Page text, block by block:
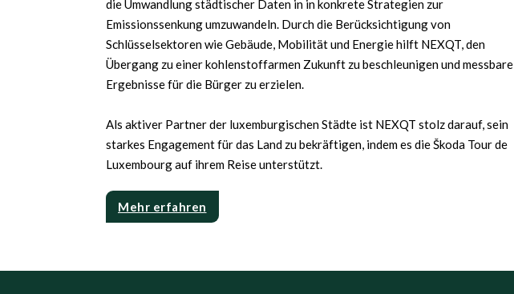
die Umwandlung städtischer Daten in in konkrete Strategien zur
Emissionssenkung umzuwandeln. Durch die Berücksichtigung von
Schlüsselsektoren wie Gebäude, Mobilität und Energie hilft NEXQT, den
Übergang zu einer kohlenstoffarmen Zukunft zu beschleunigen und messbare
Ergebnisse für die Bürger zu erzielen.
Als aktiver Partner der luxemburgischen Städte ist NEXQT stolz darauf, sein
starkes Engagement für das Land zu bekräftigen, indem es die Škoda Tour de
Luxembourg auf ihrem Reise unterstützt.
Mehr erfahren